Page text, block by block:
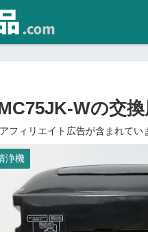
Wの交
フィリエイト広告が含まれてい
浄機